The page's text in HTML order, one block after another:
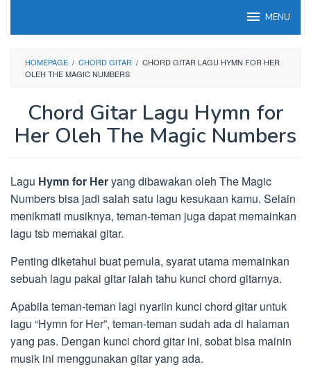
MENU
HOMEPAGE / CHORD GITAR / CHORD GITAR LAGU HYMN FOR HER
OLEH THE MAGIC NUMBERS
Chord Gitar Lagu Hymn for
Her Oleh The Magic Numbers
Lagu Hymn for Heryang dibawakan oleh The Magic
Numbers bisa jadi salah satu lagu kesukaan kamu. Selain
menikmati musiknya, teman-teman juga dapat memainkan
lagu tsb memakai gitar.
Penting diketahui buat pemula, syarat utama memainkan
sebuah lagu pakai gitar ialah tahu kunci chord gitarnya.
Apabila teman-teman lagi nyariin kunci chord gitar untuk
lagu “Hymn for Her”, teman-teman sudah ada di halaman
yang pas. Dengan kunci chord gitar ini, sobat bisa mainin
musik ini menggunakan gitar yang ada.